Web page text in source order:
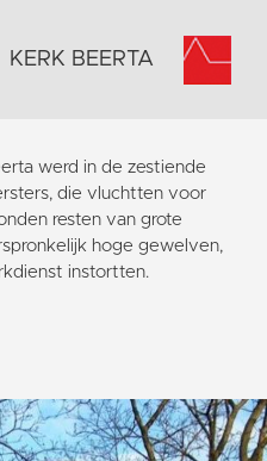
KERK BEERTA
werd in de zestiende
die vluchtten voor
resten van grote
hoge gewelven,
instortten.